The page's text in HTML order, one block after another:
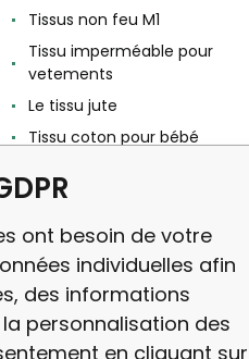
Tissus non feu M1
Tissu imperméable pour
vetements
Le tissu jute
Tissu coton pour bébé
Qu'est-ce que le Simili Cuir ?
avis
ont besoin de votre
individuelles afin
des informations
personnalisation des
en cliquant sur